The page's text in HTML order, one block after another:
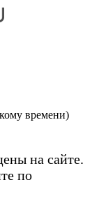
времени)
на сайте.
по